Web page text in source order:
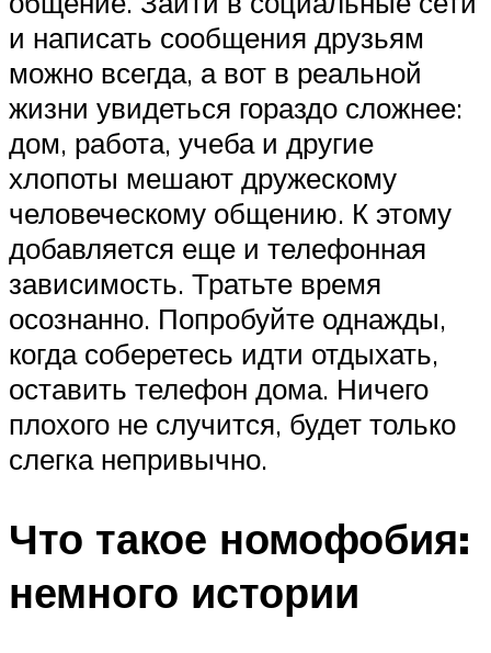
и написать сообщения друзьям
можно всегда, а вот в реальной
жизни увидеться гораздо сложнее:
дом, работа, учеба и другие
хлопоты мешают дружескому
человеческому общению. К этому
добавляется еще и телефонная
зависимость. Тратьте время
осознанно. Попробуйте однажды,
когда соберетесь идти отдыхать,
оставить телефон дома. Ничего
плохого не случится, будет только
слегка непривычно.
Что такое номофобия:
немного истории